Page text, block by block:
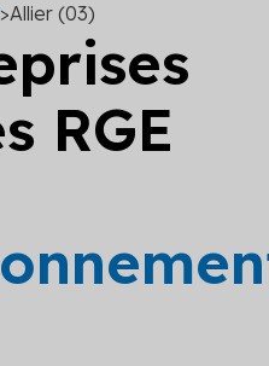
>Allier (03)
RGE